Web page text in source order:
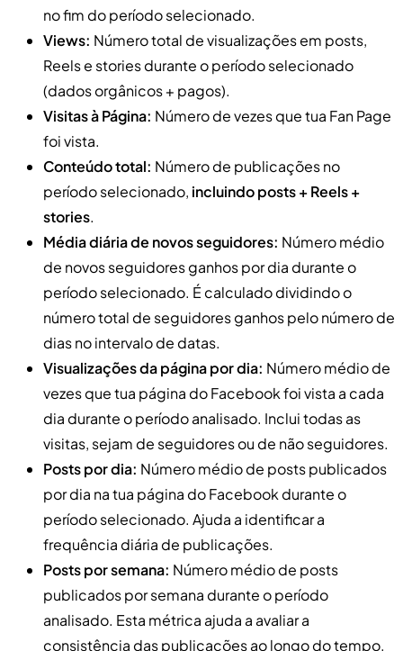
no fim do período selecionado.
Views: Número total de visualizações em posts,
Reels e stories durante o período selecionado
(dados orgânicos + pagos).
Visitas à Página: Número de vezes que tua Fan Page
foi vista.
Conteúdo total: Número de publicações no
período selecionado, incluindo posts + Reels +
stories.
Média diária de novos seguidores: Número médio
de novos seguidores ganhos por dia durante o
período selecionado. É calculado dividindo o
número total de seguidores ganhos pelo número de
dias no intervalo de datas.
Visualizações da página por dia: Número médio de
vezes que tua página do Facebook foi vista a cada
dia durante o período analisado. Inclui todas as
visitas, sejam de seguidores ou de não seguidores.
Posts por dia: Número médio de posts publicados
por dia na tua página do Facebook durante o
período selecionado. Ajuda a identificar a
frequência diária de publicações.
Posts por semana: Número médio de posts
publicados por semana durante o período
analisado. Esta métrica ajuda a avaliar a
consistência das publicações ao longo do tempo.